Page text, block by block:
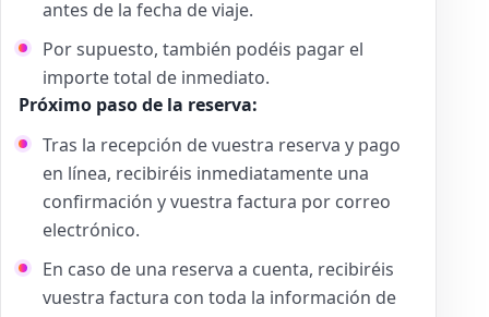
antes de la fecha de viaje.
Por supuesto, también podéis pagar el
importe total de inmediato.
Próximo paso de la reserva:
Tras la recepción de vuestra reserva y pago
en línea, recibiréis inmediatamente una
confirmación y vuestra factura por correo
electrónico.
En caso de una reserva a cuenta, recibiréis
vuestra factura con toda la información de